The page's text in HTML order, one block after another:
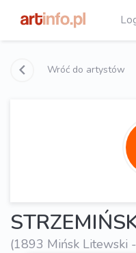
Wróć do artystów
(1893 Mińsk Litewski